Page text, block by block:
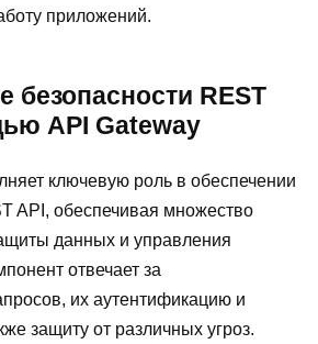
приложений.
безопасности REST
API Gateway
ключевую роль в обеспечении
API, обеспечивая множество
данных и управления
отвечает за
их аутентификацию и
защиту от различных угроз.